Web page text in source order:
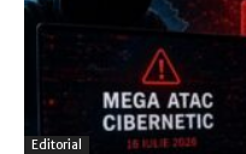
Editorial